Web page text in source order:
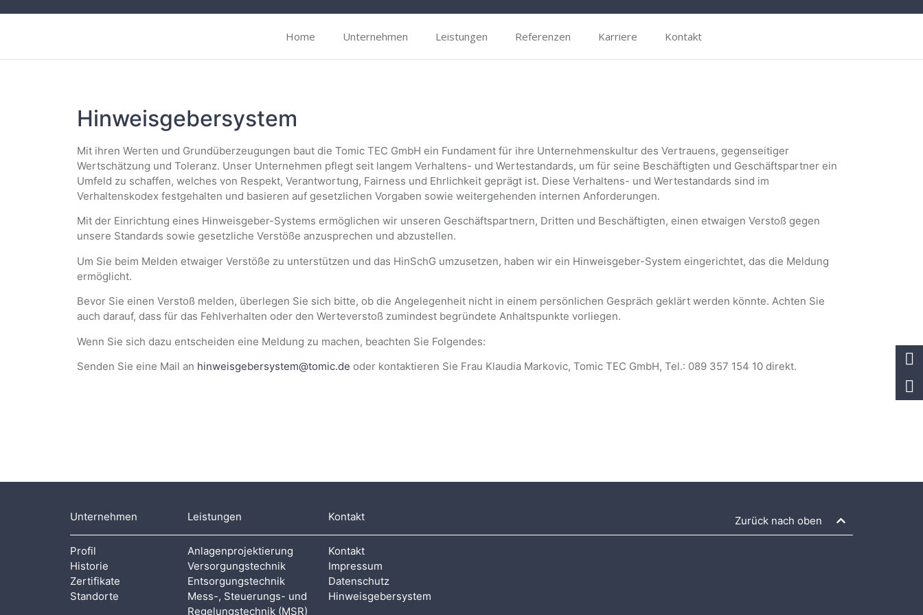
Home Unternehmen Leistungen Referenzen Karriere Kontakt
Hinweisgebersystem
Mit ihren Werten und Grundüberzeugungen baut die Tomic TEC GmbH ein Fundament für ihre Unternehmenskultur des Vertrauens, gegenseitiger
Wertschätzung und Toleranz. Unser Unternehmen pflegt seit langem Verhaltens- und Wertestandards, um für seine Beschäftigten und Geschäftspartner ein
Umfeld zu schaffen, welches von Respekt, Verantwortung, Fairness und Ehrlichkeit geprägt ist. Diese Verhaltens- und Wertestandards sind im
Verhaltenskodex festgehalten und basieren auf gesetzlichen Vorgaben sowie weitergehenden internen Anforderungen.
Mit der Einrichtung eines Hinweisgeber-Systems ermöglichen wir unseren Geschäftspartnern, Dritten und Beschäftigten, einen etwaigen Verstoß gegen
unsere Standards sowie gesetzliche Verstöße anzusprechen und abzustellen.
Um Sie beim Melden etwaiger Verstöße zu unterstützen und das HinSchG umzusetzen, haben wir ein Hinweisgeber-System eingerichtet, das die Meldung
ermöglicht.
Bevor Sie einen Verstoß melden, überlegen Sie sich bitte, ob die Angelegenheit nicht in einem persönlichen Gespräch geklärt werden könnte. Achten Sie
auch darauf, dass für das Fehlverhalten oder den Werteverstoß zumindest begründete Anhaltspunkte vorliegen.
Wenn Sie sich dazu entscheiden eine Meldung zu machen, beachten Sie Folgendes:
Senden Sie eine Mail an hinweisgebersystem@tomic.de oder kontaktieren Sie Frau Klaudia Markovic, Tomic TEC GmbH, Tel.: 089 357 154 10 direkt.
Unternehmen
Profil
Historie
Zertifikate
Standorte
Leistungen
Anlagenprojektierung
Versorgungstechnik
Entsorgungstechnik
Mess-, Steuerungs- und
Regelungstechnik (MSR)
Kontakt
Kontakt
Impressum
Datenschutz
Hinweisgebersystem
Zurück nach oben